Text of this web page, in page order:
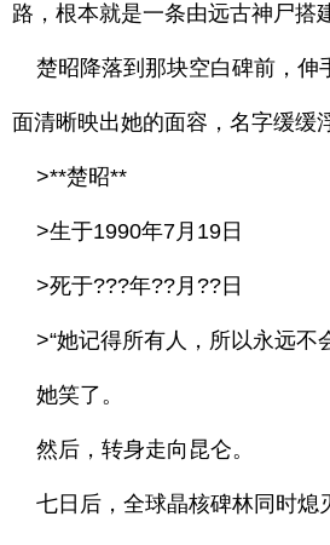
路，根本就是一条由远古神尸搭
楚昭降落到那块空白碑前，伸
面清晰映出她的面容，名字缓缓
>**楚昭**
>生于1990年7月19日
>死于???年??月??日
>“她记得所有人，所以永远不
她笑了。
然后，转身走向昆仑。
七日后，全球晶核碑林同时熄